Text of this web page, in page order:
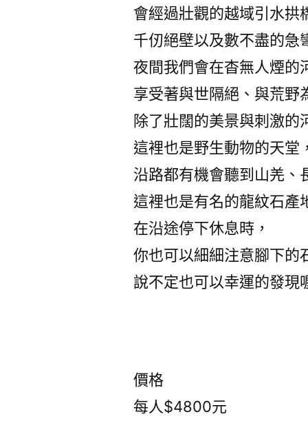
會經過壯觀的越域引水拱
千仞絕壁以及數不盡的急
夜間我們會在杳無人煙的
享受著與世隔絕、與荒野
除了壯闊的美景與刺激的
這裡也是野生動物的天堂，
沿路都有機會聽到山羌、
這裡也是有名的龍紋石產
在沿途停下休息時，
你也可以細細注意腳下的
說不定也可以幸運的發現
價格
每人$4800元